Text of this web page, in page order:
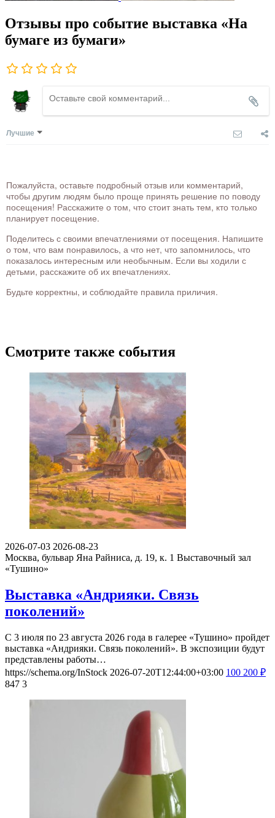
Отзывы про событие выставка «На
бумаге из бумаги»
Лучшие
Пожалуйста, оставьте подробный отзыв или комментарий,
чтобы другим людям было проще принять решение по поводу
посещения! Расскажите о том, что стоит знать тем, кто только
планирует посещение.
Поделитесь с своими впечатлениями от посещения. Напишите
о том, что вам понравилось, а что нет, что запомнилось, что
показалось интересным или необычным. Если вы ходили с
детьми, расскажите об их впечатлениях.
Будьте корректны, и соблюдайте правила приличия.
Смотрите также события
2026-07-03 2026-08-23
Москва, бульвар Яна Райниса, д. 19, к. 1 Выставочный зал
«Тушино»
Выставка «Андрияки. Связь
поколений»
С 3 июля по 23 августа 2026 года в галерее «Тушино» пройдет
выставка «Андрияки. Связь поколений». В экспозиции будут
представлены работы…
https://schema.org/InStock 2026-07-20T12:44:00+03:00 100 200 ₽
847 3